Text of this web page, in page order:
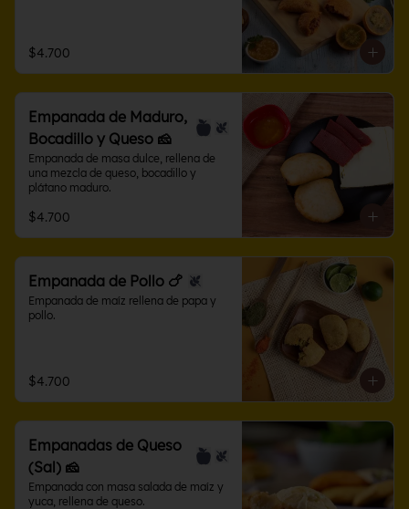
$4.700
Empanada de Maduro,
Bocadillo y Queso 🧀
Empanada de masa dulce, rellena de
una mezcla de queso, bocadillo y
plátano maduro.
$4.700
Empanada de Pollo 🍗
Empanada de maíz rellena de papa y
pollo.
$4.700
Empanadas de Queso
(Sal) 🧀
Empanada con masa salada de maíz y
yuca, rellena de queso.